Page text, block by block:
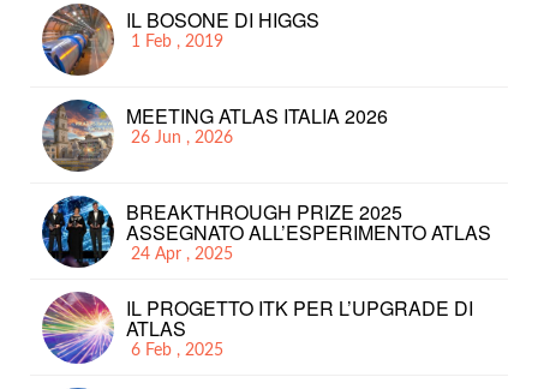
IL BOSONE DI HIGGS
1 Feb , 2019
MEETING ATLAS ITALIA 2026
26 Jun , 2026
BREAKTHROUGH PRIZE 2025
ASSEGNATO ALL’ESPERIMENTO ATLAS
24 Apr , 2025
IL PROGETTO ITK PER L’UPGRADE DI
ATLAS
6 Feb , 2025